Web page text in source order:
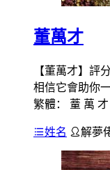
董萬才
【董萬才】評
相信它會助你
繁體： 蕫 萬 才
姓名 解夢